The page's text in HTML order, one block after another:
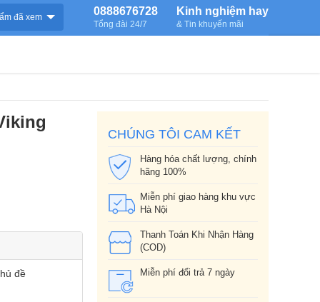
đã xem Kinh nghiệm hay
& Tin khuyến mãi
0888676728
Tổng đài 24/7
đề
CHÚNG TÔI CAM KẾT
Hàng hóa chất lượng, chính
hãng 100%
Miễn phí giao hàng khu vực
Hà Nội
Thanh Toán Khi Nhận Hàng
(COD)
Miễn phí đổi trả 7 ngày